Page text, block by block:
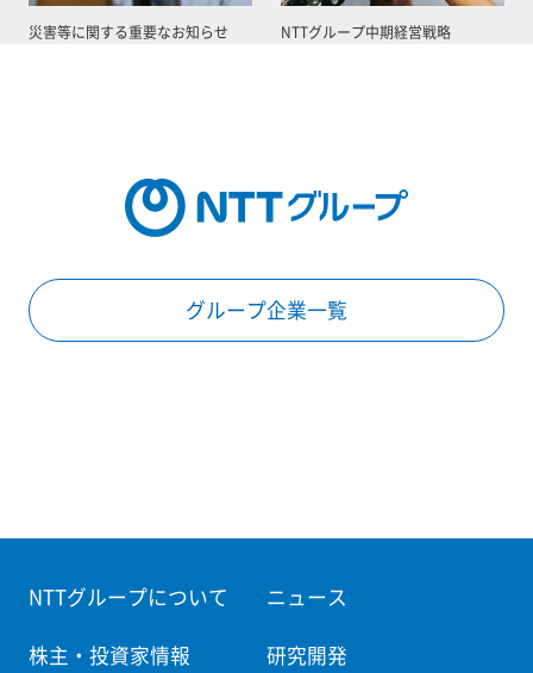
災害等に関する重要なお知らせ NTTグループ中期経営戦略
グループ企業一覧
NTTグループについて ニュース
株主・投資家情報 研究開発